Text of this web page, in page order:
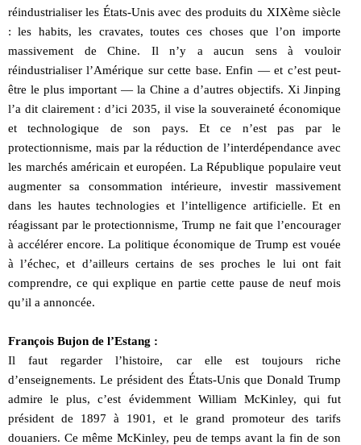
réindustrialiser les États-Unis avec des produits du XIXème siècle
: les habits, les cravates, toutes ces choses que l’on importe
massivement de Chine. Il n’y a aucun sens à vouloir
réindustrialiser l’Amérique sur cette base. Enfin — et c’est peut-
être le plus important — la Chine a d’autres objectifs. Xi Jinping
l’a dit clairement : d’ici 2035, il vise la souveraineté économique
et technologique de son pays. Et ce n’est pas par le
protectionnisme, mais par la réduction de l’interdépendance avec
les marchés américain et européen. La République populaire veut
augmenter sa consommation intérieure, investir massivement
dans les hautes technologies et l’intelligence artificielle. Et en
réagissant par le protectionnisme, Trump ne fait que l’encourager
à accélérer encore. La politique économique de Trump est vouée
à l’échec, et d’ailleurs certains de ses proches le lui ont fait
comprendre, ce qui explique en partie cette pause de neuf mois
qu’il a annoncée.
François Bujon de l’Estang :
Il faut regarder l’histoire, car elle est toujours riche
d’enseignements. Le président des États-Unis que Donald Trump
admire le plus, c’est évidemment William McKinley, qui fut
président de 1897 à 1901, et le grand promoteur des tarifs
douaniers. Ce même McKinley, peu de temps avant la fin de son